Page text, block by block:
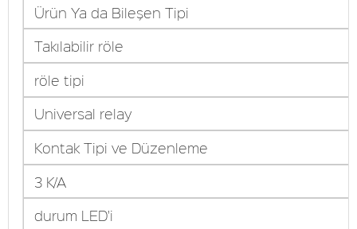
Ürün Ya da Bileşen Tipi
Takılabilir röle
röle tipi
Universal relay
Kontak Tipi ve Düzenleme
3 K/A
durum LED'i